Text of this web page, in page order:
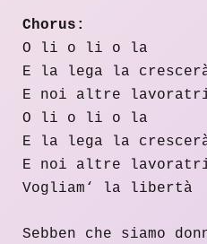
Chorus:
O li o li o la
E la lega la
E noi altre
O li o li o la
E la lega la
E noi altre
Vogliam‘ la libertà
Sebben che siamo